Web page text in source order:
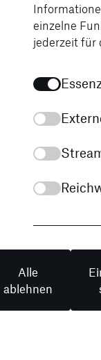
45,7
einzelne
jederzeit für
Alle
ablehnen